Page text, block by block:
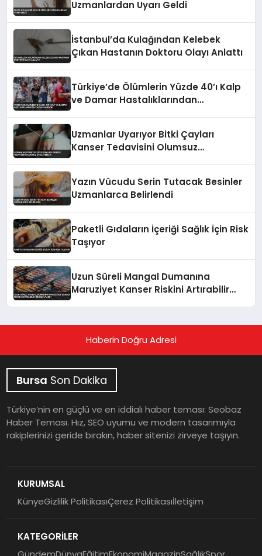
Uzmanlardan Uyarı Geldi
İstanbul’da Kulağından Kelebek
Çıkan Hastanın Doktoru Olayı Anlattı
Türkiye’de Ölümlerin Yüzde 40’ı Kalp
ve Damar Hastalıklarından
Uzmanlar Uyarıyor Bitki Çayları
Kanser Tedavisini Olumsuz
Yazın Vücudu Serin Tutacak Besinler
Uzmanlarca Belirlendi
Paketli Gıdaların İçeriği Sağlık İçin Risk
Taşıyor
Uzun Süreli Mangal Dumanına
Maruziyet Kanser Riskini Artırabilir
Haberin Doğru Adresi
Bursa Son Dakika
Türkiye’nin en güçlü ve en iddialı haber teması: Seobaz
Haber Teması. Hız, SEO uyumu ve modern tasarımıyla
rakiplerinizi geride bırakın, haber sitenizi zirveye taşıyın.
KURUMSAL
KünyeGizlilik PolitikasıÇerez Politikasıİletişim
KATEGORİLER